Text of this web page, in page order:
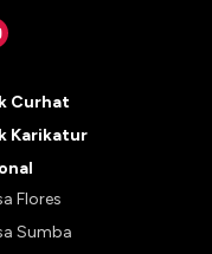
Curhat
Karikatur
Flores
Sumba